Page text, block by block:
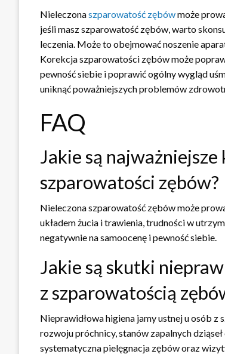
Nieleczonaszparowatość zębówmoże
jeśli masz szparowatość zębów, warto
leczenia. Może to obejmować noszenie
Korekcja szparowatości zębów może
pewność siebie i poprawić ogólny wygląd
uniknąć poważniejszych problemów
FAQ
Jakie są
szparowatości zębów?
Nieleczona szparowatość zębów może
układem żucia i trawienia, trudności w
negatywnie na samoocenę i pewność siebie.
Jakie są skutki
z szparowatością
Nieprawidłowa higiena jamy ustnej u osób
rozwoju próchnicy, stanów zapalnych
systematyczna pielęgnacja zębów oraz